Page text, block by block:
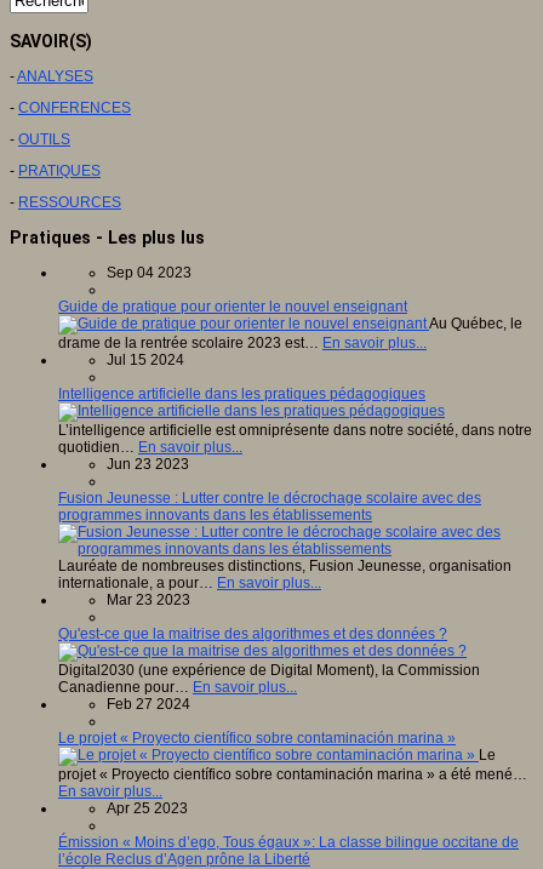
SAVOIR(S)
-ANALYSES
- CONFERENCES
- OUTILS
- PRATIQUES
- RESSOURCES
Pratiques - Les plus lus
Sep 04 2023
Guide de pratique pour orienter le nouvel enseignant
Au Québec, le
drame de la rentrée scolaire 2023 est… En savoir plus...
Jul 15 2024
Intelligence artificielle dans les pratiques pédagogiques
L’intelligence artificielle est omniprésente dans notre société, dans notre
quotidien… En savoir plus...
Jun 23 2023
Fusion Jeunesse : Lutter contre le décrochage scolaire avec des
programmes innovants dans les établissements
Lauréate de nombreuses distinctions, Fusion Jeunesse, organisation
internationale, a pour… En savoir plus...
Mar 23 2023
Qu'est-ce que la maitrise des algorithmes et des données ?
Digital2030 (une expérience de Digital Moment), la Commission
Canadienne pour… En savoir plus...
Feb 27 2024
Le projet « Proyecto científico sobre contaminación marina »
Le
projet « Proyecto científico sobre contaminación marina » a été mené…
En savoir plus...
Apr 25 2023
Émission « Moins d’ego, Tous égaux »: La classe bilingue occitane de
l’école Reclus d’Agen prône la Liberté